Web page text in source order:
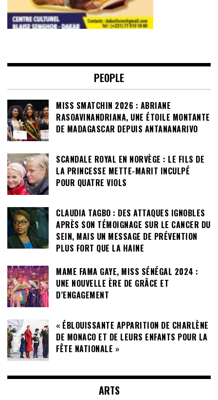
PEOPLE
MISS SMATCHIN 2026 : ABRIANE
RASOAVINANDRIANA, UNE ÉTOILE MONTANTE
DE MADAGASCAR DEPUIS ANTANANARIVO
SCANDALE ROYAL EN NORVÈGE : LE FILS DE
LA PRINCESSE METTE-MARIT INCULPÉ
POUR QUATRE VIOLS
CLAUDIA TAGBO : DES ATTAQUES IGNOBLES
APRÈS SON TÉMOIGNAGE SUR LE CANCER DU
SEIN, MAIS UN MESSAGE DE PRÉVENTION
PLUS FORT QUE LA HAINE
MAME FAMA GAYE, MISS SÉNÉGAL 2024 :
UNE NOUVELLE ÈRE DE GRÂCE ET
D’ENGAGEMENT
« ÉBLOUISSANTE APPARITION DE CHARLÈNE
DE MONACO ET DE LEURS ENFANTS POUR LA
FÊTE NATIONALE »
ARTS